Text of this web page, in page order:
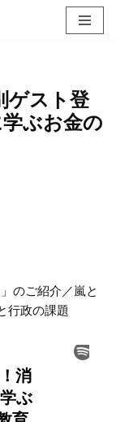
ゲスト登
ぶお金の
のご紹介／嵐と
行政の課題